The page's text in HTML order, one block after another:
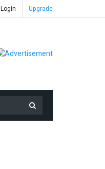
Login Upgrade